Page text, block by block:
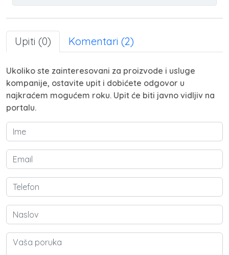
Upiti (0) Komentari (2)
Ukoliko ste zainteresovani za proizvode i usluge
kompanije, ostavite upit i dobićete odgovor u
najkraćem mogućem roku. Upit će biti javno vidljiv na
portalu.